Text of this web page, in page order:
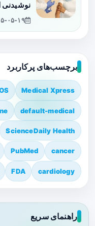
۱۴۰۵-
برچسب‌های پرکاربرد
Medical Xpress
default-medical
ScienceDaily Health
cancer
PubMed
cardiology
FDA
راهنمای سریع